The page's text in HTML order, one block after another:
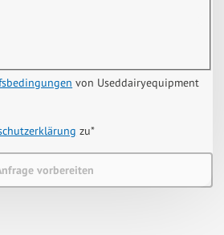
von Useddairyequipment
zu*
vorbereiten